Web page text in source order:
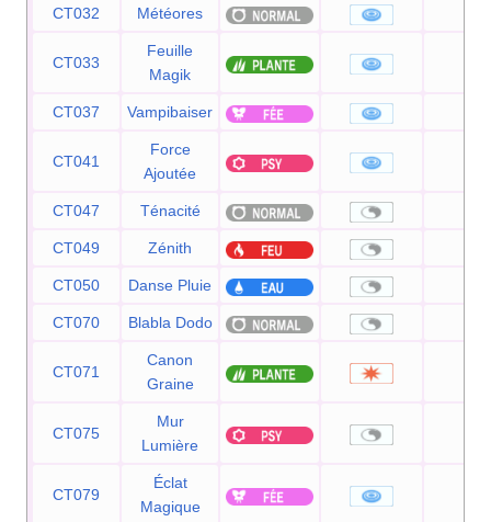
CT032 Météores
CT033
Feuille
Magik
CT037 Vampibaiser
CT041
Force
Ajoutée
CT047 Ténacité
CT049 Zénith
CT050 Danse Pluie
CT070 Blabla Dodo
CT071
Canon
Graine
CT075
Mur
Lumière
CT079
Éclat
Magique